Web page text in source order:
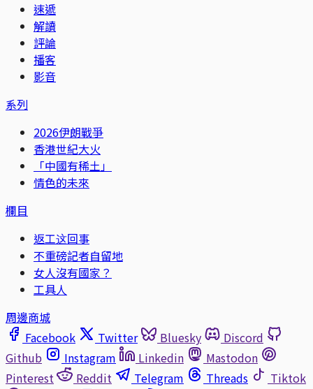
速遞
解讀
評論
播客
影音
系列
2026伊朗戰爭
香港世紀大火
「中國有稀土」
情色的未來
欄目
返工这回事
不重磅記者自留地
女人沒有國家？
工具人
周邊商城
Facebook
Twitter Bluesky
Discord
Github
Instagram Linkedin
Mastodon
Pinterest
Reddit Telegram Threads
Tiktok